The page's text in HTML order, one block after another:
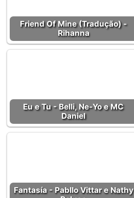
Friend Of Mine (Tradução) -
Rihanna
Eu e Tu - Belli, Ne-Yo e MC
Daniel
Fantasía - Pabllo Vittar e Nathy